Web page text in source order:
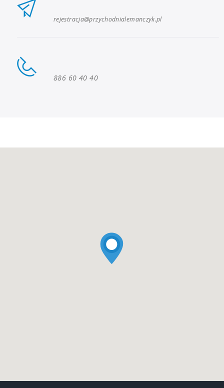
rejestracja@przychodnialemanczyk.pl
886 60 40 40